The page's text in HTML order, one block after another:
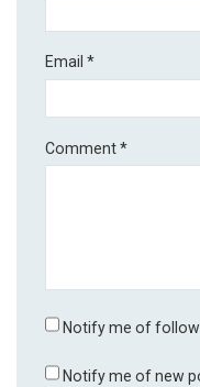
Email*
Comment*
Notify me of
Notify me of new